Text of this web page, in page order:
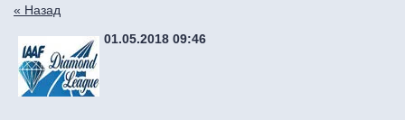
« Назад
01.05.2018 09:46